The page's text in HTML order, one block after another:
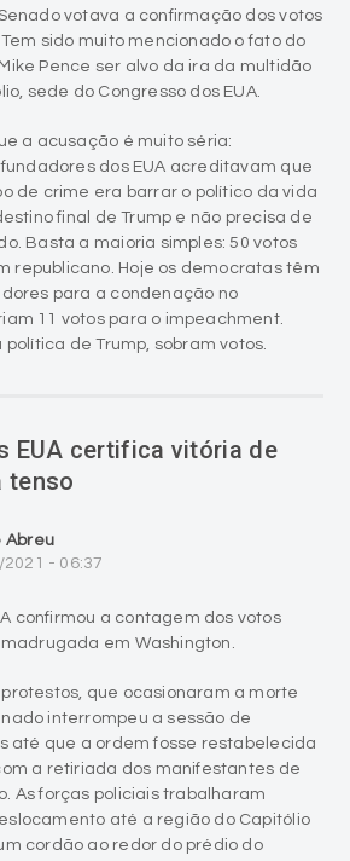
votava a confirmação dos votos
sido muito mencionado o fato do
Pence ser alvo da ira da multidão
sede do Congresso dos EUA.
a acusação é muito séria:
dos EUA acreditavam que
de crime era barrar o político da vida
final de Trump e não precisa de
Basta a maioria simples: 50 votos
republicano. Hoje os democratas têm
para a condenação no
11 votos para o impeachment.
de Trump, sobram votos.
EUA certifica vitória de
tenso
Abreu
- 06:37
confirmou a contagem dos votos
em Washington.
que ocasionaram a morte
interrompeu a sessão de
até que a ordem fosse restabelecida
a retiriada dos manifestantes de
As forças policiais trabalharam
até a região do Capitólio
cordão ao redor do prédio do